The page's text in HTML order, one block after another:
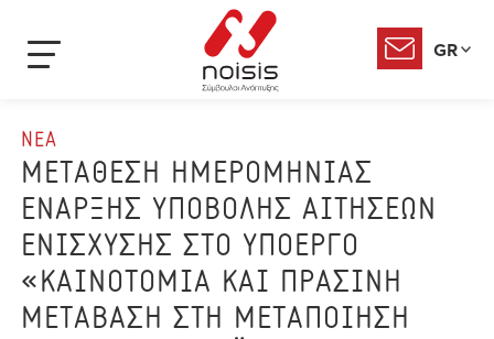
GR
ΝΕΑ
ΜΕΤΑΘΕΣΗ ΗΜΕΡΟΜΗΝΙΑΣ
ΕΝΑΡΞΗΣ ΥΠΟΒΟΛΗΣ ΑΙΤΗΣΕΩΝ
ΕΝΙΣΧΥΣΗΣ ΣΤΟ ΥΠΟΕΡΓΟ
«ΚΑΙΝΟΤΟΜΙΑ ΚΑΙ ΠΡΑΣΙΝΗ
ΜΕΤΑΒΑΣΗ ΣΤΗ ΜΕΤΑΠΟΙΗΣΗ